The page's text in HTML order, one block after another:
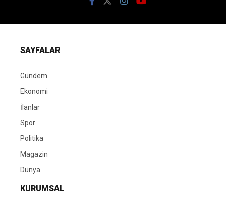
SAYFALAR
Gündem
Ekonomi
İlanlar
Spor
Politika
Magazin
Dünya
KURUMSAL